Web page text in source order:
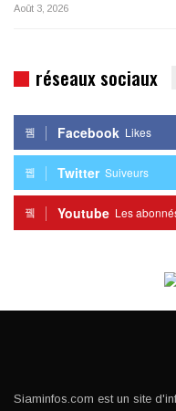
Août 3, 2026
réseaux sociaux
Facebook Likes
Twitter Suiveurs
Youtube Les
Siaminfos.com est un site